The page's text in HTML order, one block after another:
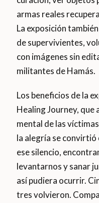
armas reales
La exposición
de supervivientes,
con imágenes sin
militantes de Hamás.
Los beneficios de la
Healing Journey,
mental de las
la alegría se convirtió
ese silencio,
levantarnos y sanar
así pudiera ocurrir.
tres volvieron.